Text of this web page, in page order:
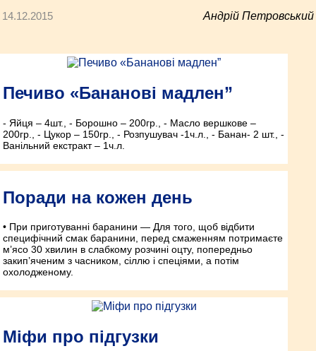
14.12.2015 Андрій Петровський
Печиво «Бананові мадлен”
- Яйця – 4шт., - Борошно – 200гр., - Масло вершкове –
200гр., - Цукор – 150гр., - Розпушувач -1ч.л., - Банан- 2 шт., -
Ванільний екстракт – 1ч.л.
Поради на кожен день
• При приготуванні баранини — Для того, щоб відбити
специфічний смак баранини, перед смаженням потримаєте
м’ясо 30 хвилин в слабкому розчині оцту, попередньо
закип’яченим з часником, сіллю і спеціями, а потім
охолодженому.
Міфи про підгузки